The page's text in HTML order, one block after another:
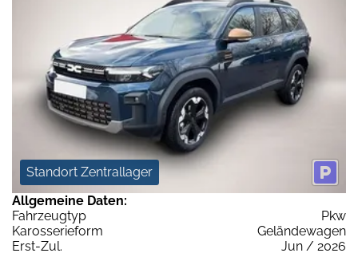
Standort Zentrallager
Allgemeine Daten:
Fahrzeugtyp
Pkw
Karosserieform
Geländewagen
Erst-Zul.
Jun / 2026